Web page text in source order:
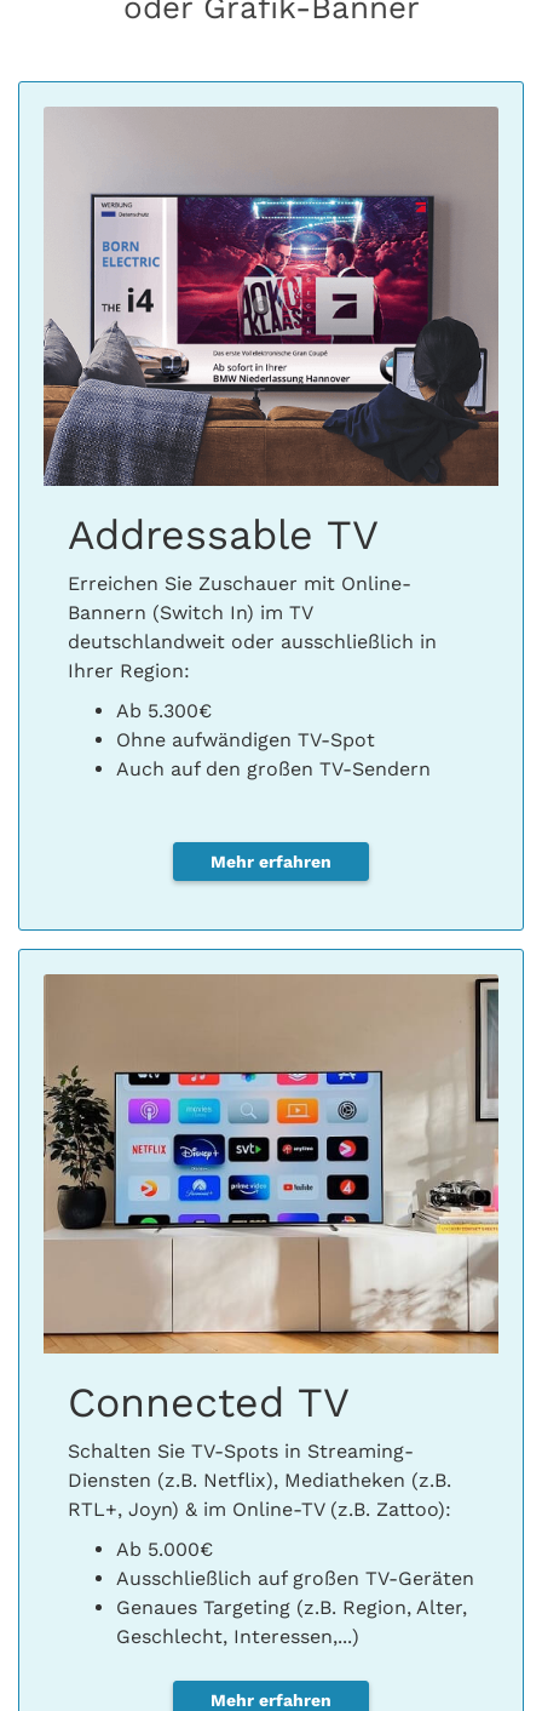
Addressable TV
Erreichen Sie Zuschauer mit Online-
Bannern (Switch In) im TV
deutschlandweit oder ausschließlich in
Ihrer Region:
Ab 5.300€
Ohne aufwändigen TV-Spot
Auch auf den großen TV-Sendern
Mehr erfahren
Connected TV
Schalten Sie TV-Spots in Streaming-
Diensten (z.B. Netflix), Mediatheken (z.B.
RTL+, Joyn) & im Online-TV (z.B. Zattoo):
Ab 5.000€
Ausschließlich auf großen TV-Geräten
Genaues Targeting (z.B. Region, Alter,
Geschlecht, Interessen,...)
Mehr erfahren